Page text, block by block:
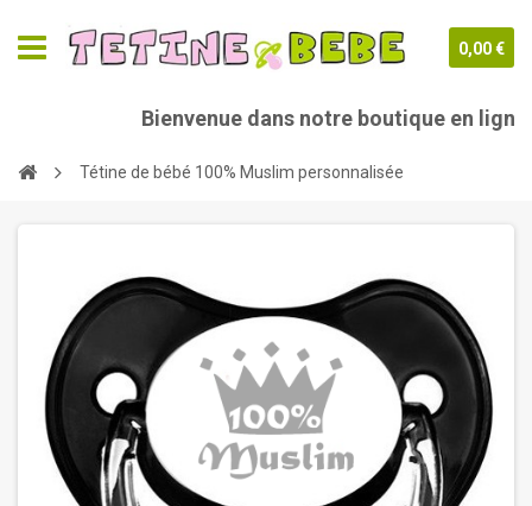
0,00 €
Bienvenue dans notre boutique en ligne
Tétine de bébé 100% Muslim personnalisée